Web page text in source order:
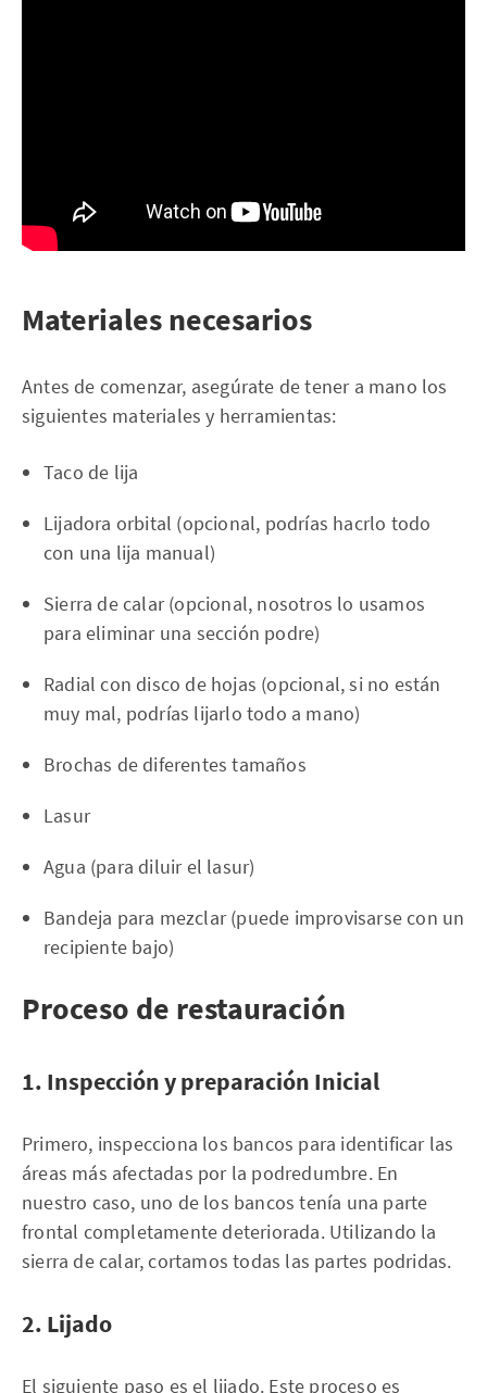
Materiales necesarios
Antes de comenzar, asegúrate de tener a mano los
siguientes materiales y herramientas:
Taco de lija
Lijadora orbital (opcional, podrías hacrlo todo
con una lija manual)
Sierra de calar (opcional, nosotros lo usamos
para eliminar una sección podre)
Radial con disco de hojas (opcional, si no están
muy mal, podrías lijarlo todo a mano)
Brochas de diferentes tamaños
Lasur
Agua (para diluir el lasur)
Bandeja para mezclar (puede improvisarse con un
recipiente bajo)
Proceso de restauración
1. Inspección y preparación Inicial
Primero, inspecciona los bancos para identificar las
áreas más afectadas por la podredumbre. En
nuestro caso, uno de los bancos tenía una parte
frontal completamente deteriorada. Utilizando la
sierra de calar, cortamos todas las partes podridas.
2. Lijado
El siguiente paso es el lijado. Este proceso es